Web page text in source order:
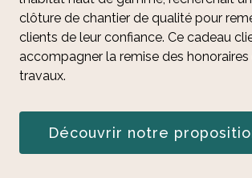
clôture de chantier de qualité pour
clients de leur confiance. Ce cadeau
accompagner la remise des honoraires
travaux.
Découvrir notre